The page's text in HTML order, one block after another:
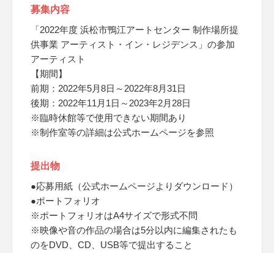
募集内容
「2022年度 浜松市鴨江アートセンター 制作場所提
供事業 アーティスト・イン・レジデンス」の参加
アーティスト
【期間】
前期：2022年5月8日～2022年8月31日
後期：2022年11月1日～2023年2月28日
※臨時休館等で使用できない期間あり
※制作室等の詳細は公式ホームページを参照
提出物
●応募用紙（公式ホームページよりダウンロード）
●ポートフォリオ
※ポートフォリオはA4サイズで形式不問
※映像や音の作品の場合は5分以内に編集されたも
のをDVD、CD、USB等で提出すること